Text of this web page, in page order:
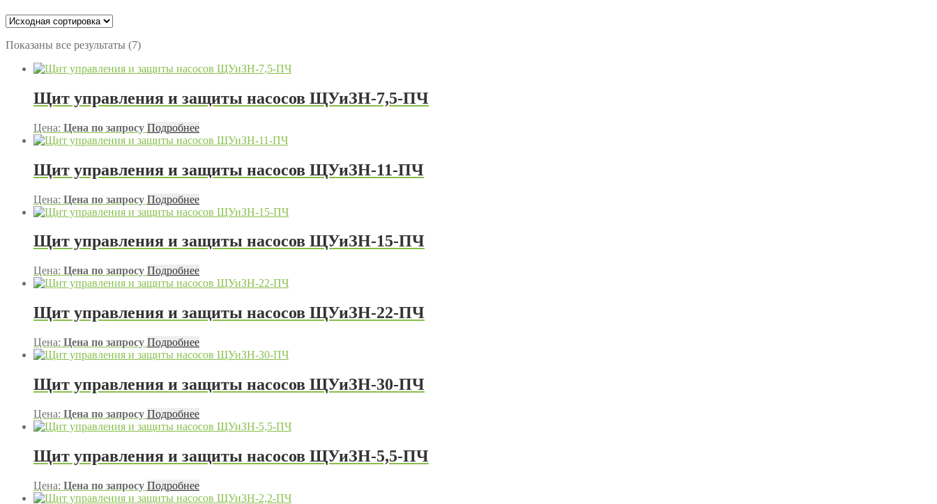
Показаны все результаты (7)
Щит управления и защиты насосов ЩУиЗН-7,5-ПЧ
Цена: Цена по запросу Подробнее
Щит управления и защиты насосов ЩУиЗН-11-ПЧ
Цена: Цена по запросу Подробнее
Щит управления и защиты насосов ЩУиЗН-15-ПЧ
Цена: Цена по запросу Подробнее
Щит управления и защиты насосов ЩУиЗН-22-ПЧ
Цена: Цена по запросу Подробнее
Щит управления и защиты насосов ЩУиЗН-30-ПЧ
Цена: Цена по запросу Подробнее
Щит управления и защиты насосов ЩУиЗН-5,5-ПЧ
Цена: Цена по запросу Подробнее